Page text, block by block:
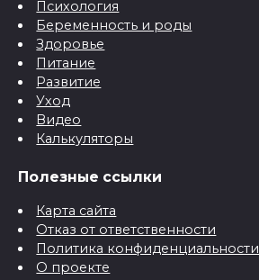
Психология
Беременность и роды
Здоровье
Питание
Развитие
Уход
Видео
Калькуляторы
Полезные ссылки
Карта сайта
Отказ от ответственности
Политика конфиденциальности
О проекте